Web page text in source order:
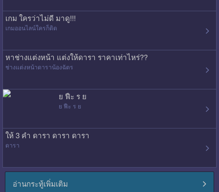
เกม ใครว่าไม่ดี มาดู!!!
เกมออนไลน์ใครก็ติด
หาช่างแต่งหน้า แต่งให้ดารา ราคาเท่าไหร่??
ช่างแต่งหน้าดาราน้องฉัตร
ย ฟืะ ร ย
ย ฟืะ ร ย
ให้ 3 คำ ดารา ดารา ดารา
ดารา
อ่านกระทู้เพิ่มเติม